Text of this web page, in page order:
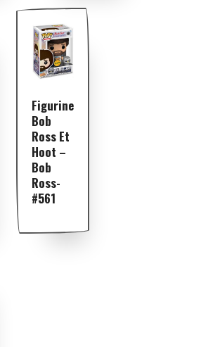
Figurine
Bob
Ross Et
Hoot –
Bob
Ross-
#561